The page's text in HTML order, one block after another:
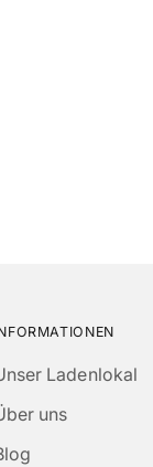
Ladenlokal
uns